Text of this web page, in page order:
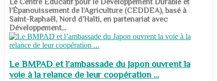
​​​​​​​Le Centre Éducatif pour le Développement Durable et
l’Épanouissement de l’Agriculture (CEDDEA), basé à
Saint-Raphaël, Nord d’Haïti, en partenariat avec
Développement...
Le BMPAD et l’ambassade du Japon ouvrent la
voie à la relance de leur coopération ...